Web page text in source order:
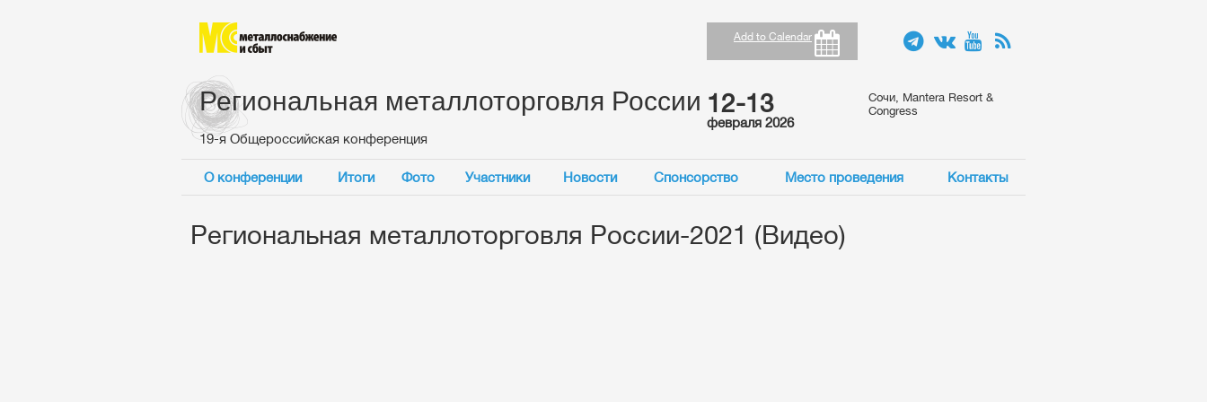
Add to Calendar
Региональная металлоторговля России
19-я Общероссийская конференция
12-13
февраля 2026
Сочи, Mantera Resort &
Congress
О конференции Итоги Фото Участники Новости Спонсорство Место проведения Контакты
Региональная металлоторговля России-2021 (Видео)